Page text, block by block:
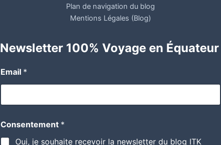
Plan de navigation du blog
Mentions Légales (Blog)
Newsletter 100% Voyage en Équateur
Email *
Consentement *
Oui, je souhaite recevoir la newsletter du blog ITK